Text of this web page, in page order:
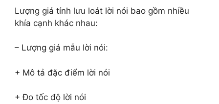
Lượng giá tính lưu loát lời nói bao gồm nhiều
khía cạnh khác nhau:
– Lượng giá mẫu lời nói:
+ Mô tả đặc điểm lời nói
+ Đo tốc độ lời nói